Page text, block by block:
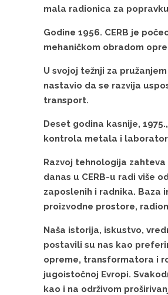
mala radionica za
Godine 1956. CERB je
mehaničkom obradom
U svojoj težnji za
nastavio da se razvija
transport.
Deset godina kasnije,
kontrola metala i
Razvoj tehnologija
danas u CERB-u radi više
zaposlenih i radnika. Baza
proizvodne prostore,
Naša istorija, iskustvo,
postavili su nas kao
opreme, transformatora i
jugoistočnoj Evropi.
kao i na održivom